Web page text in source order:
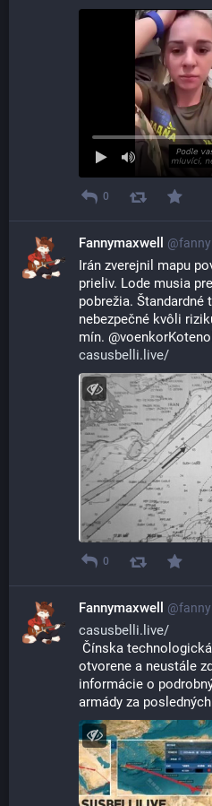
0
Fannymaxwell @
Irán zverejnil mapu
prieliv. Lode musia
pobrežia. Štandardné
nebezpečné kvôli
mín.
casusbelli.live/
0
Fannymaxwell @
casusbelli.live/
otvorene a neustále
informácie o
armády za